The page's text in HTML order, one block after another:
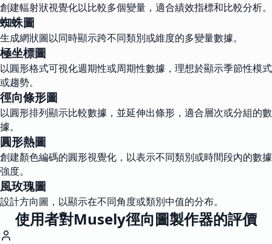
創建輻射狀視覺化以比較多個變量，適合績效指標和比較分析。
蜘蛛圖
生成網狀圖以同時顯示跨不同類別或維度的多變量數據。
極坐標圖
以圓形格式可視化週期性或周期性數據，理想於顯示季節性模式
或趨勢。
徑向條形圖
以圓形排列顯示比較數據，並延伸出條形，適合層次或分組的數
據。
圓形熱圖
創建顏色編碼的圓形視覺化，以表示不同類別或時間段內的數據
強度。
風玫瑰圖
設計方向圖，以顯示在不同角度或類別中值的分布。
使用者對Musely徑向圖製作器的評價